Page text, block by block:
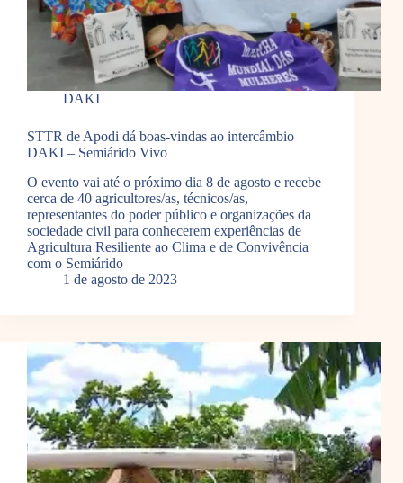
DAKI
STTR de Apodi dá boas-vindas ao intercâmbio
DAKI – Semiárido Vivo
O evento vai até o próximo dia 8 de agosto e recebe
cerca de 40 agricultores/as, técnicos/as,
representantes do poder público e organizações da
sociedade civil para conhecerem experiências de
Agricultura Resiliente ao Clima e de Convivência
com o Semiárido
1 de agosto de 2023